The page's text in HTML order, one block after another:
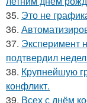
35. Это не
36.
37. Эксперимент
подтвердил
38. Крупнейшую
конфликт.
39. Всех с днём